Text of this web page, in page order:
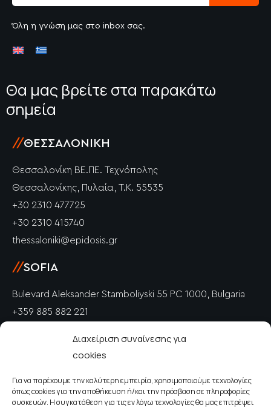
Διαχείριση συναίνεσης για
cookies
Για να παρέχουμε την καλύτερη εμπειρία, χρησιμοποιούμε τεχνολογίες
όπως cookies για την αποθήκευση ή/και την πρόσβαση σε πληροφορίες
συσκευών. Η συγκατάθεση για τις εν λόγω τεχνολογίες θα μας επιτρέψει
Όλη η γνώση μας στο inbox σας.
Θα μας βρείτε στα παρακάτω
σημεία
//ΘΕΣΣΑΛΟΝΊΚΗ
Θεσσαλονίκη ΒΕ.ΠΕ. Τεχνόπολης
Θεσσαλονίκης, Πυλαία, Τ.Κ. 55535
+30 2310 477725
+30 2310 415740
thessaloniki@epidosis.gr
//SOFIA
Bulevard Aleksander Stamboliyski 55 PC 1000, Bulgaria
+359 885 882 221
PETRICH
Polkovnik Drangov PC 2850, Bulgaria
+359 885 882 221